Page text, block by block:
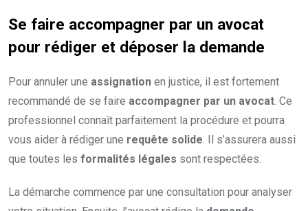
Se faire accompagner par un avocat
pour rédiger et déposer la demande
Pour annuler une assignation en justice, il est fortement
recommandé de se faire accompagner par un avocat. Ce
professionnel connaît parfaitement la procédure et pourra
vous aider à rédiger une requête solide. Il s’assurera aussi
que toutes les formalités légales sont respectées.
La démarche commence par une consultation pour analyser